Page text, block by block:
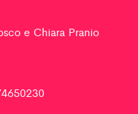
e Chiara Pranio